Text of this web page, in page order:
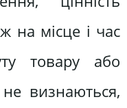
на місце і час
товару або
визнаються,